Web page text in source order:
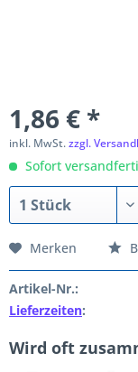
1,86 € *
inkl. MwSt.zzgl.
Sofort
Merken
Artikel-Nr.:
Lieferzeiten:
Wird oft